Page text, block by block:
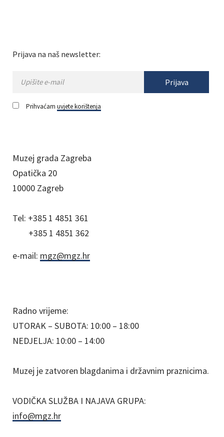
Prijava na naš newsletter:
Prijava
Prihvaćam uvjete korištenja
Muzej grada Zagreba
Opatička 20
10000 Zagreb
Tel: +385 1 4851 361
+385 1 4851 362
e-mail: mgz@mgz.hr
Radno vrijeme:
UTORAK – SUBOTA: 10:00 – 18:00
NEDJELJA: 10:00 – 14:00
Muzej je zatvoren blagdanima i državnim praznicima.
VODIČKA SLUŽBA I NAJAVA GRUPA:
info@mgz.hr